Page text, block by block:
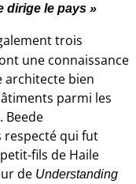
dirige le pays »
trois
une connaissance
architecte bien
parmi les
Beede
respecté qui fut
fils de Haile
de Understanding